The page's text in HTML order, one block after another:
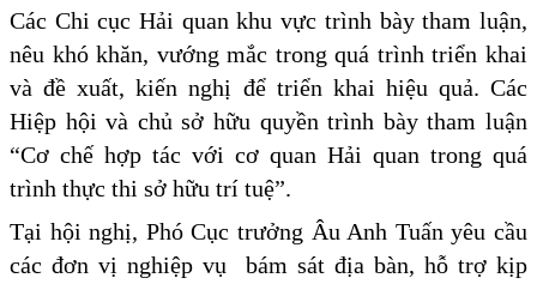
Các Chi cục Hải quan khu vực trình bày tham luận,
nêu khó khăn, vướng mắc trong quá trình triển khai
và đề xuất, kiến nghị để triển khai hiệu quả. Các
Hiệp hội và chủ sở hữu quyền trình bày tham luận
“Cơ chế hợp tác với cơ quan Hải quan trong quá
trình thực thi sở hữu trí tuệ”.
Tại hội nghị, Phó Cục trưởng Âu Anh Tuấn yêu cầu
các đơn vị nghiệp vụ bám sát địa bàn, hỗ trợ kịp